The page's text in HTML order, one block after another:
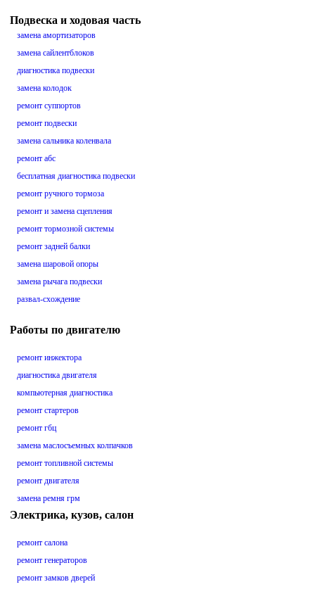
Подвеска и ходовая часть
замена амортизаторов
замена сайлентблоков
диагностика подвески
замена колодок
ремонт суппортов
ремонт подвески
замена сальника коленвала
ремонт абс
бесплатная диагностика подвески
ремонт ручного тормоза
ремонт и замена сцепления
ремонт тормозной системы
ремонт задней балки
замена шаровой опоры
замена рычага подвески
развал-схождение
Работы по двигателю
ремонт инжектора
диагностика двигателя
компьютерная диагностика
ремонт стартеров
ремонт гбц
замена маслосъемных колпачков
ремонт топливной системы
ремонт двигателя
замена ремня грм
Электрика, кузов, салон
ремонт салона
ремонт генераторов
ремонт замков дверей